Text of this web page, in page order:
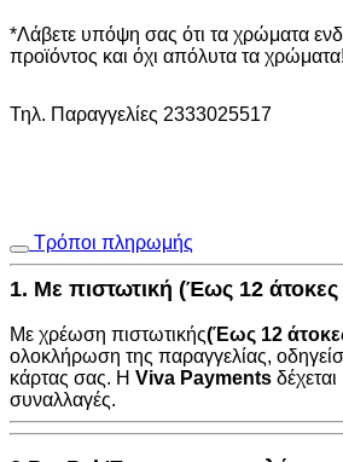
CLASSIC
70Χ2400mm
*Λάβετε υπόψη σας ότι τα χρώματα
προϊόντος και όχι απόλυτα τα χρώματα!
Τηλ. Παραγγελίες 2333025517
Τρόποι πληρωμής
1. Με πιστωτική (Έως 12
Με χρέωση πιστωτικής(Έως 12
ολοκλήρωση της παραγγελίας,
κάρτας σας. Η Viva Payments
συναλλαγές.